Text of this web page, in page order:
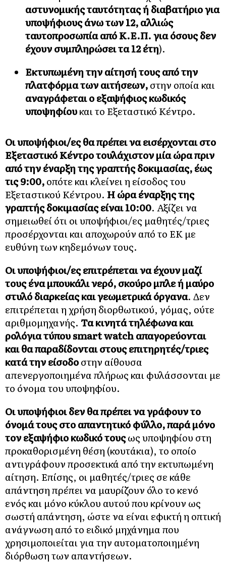
αστυνομικής ταυτότητας ή διαβατήριο για
υποψήφιους άνω των 12, αλλιώς
ταυτοπροσωπία από Κ.Ε.Π. για όσους δεν
έχουν συμπληρώσει τα 12 έτη).
Εκτυπωμένη την αίτησή τους από την
πλατφόρμα των αιτήσεων,στην οποία και
αναγράφεται ο εξαψήφιος κωδικός
υποψηφίουκαι το Εξεταστικό Κέντρο.
Οι υποψήφιοι/ες θα πρέπει να εισέρχονται στο
Εξεταστικό Κέντρο τουλάχιστον μία ώρα πριν
από την έναρξη της γραπτής δοκιμασίας, έως
τις 9:00,οπότε και κλείνει η είσοδος του
Εξεταστικού Κέντρου. Η ώρα έναρξης της
γραπτής δοκιμασίας είναι 10:00. Αξίζει να
σημειωθεί ότι οι υποψήφιοι/ες μαθητές/τριες
προσέρχονται και αποχωρούν από το ΕΚ με
ευθύνη των κηδεμόνων τους.
Οι υποψήφιοι/ες επιτρέπεται να έχουν μαζί
τους ένα μπουκάλι νερό, σκούρο μπλε ή μαύρο
στυλό διαρκείας και γεωμετρικά όργανα. Δεν
επιτρέπεται η χρήση διορθωτικού, γόμας, ούτε
αριθμομηχανής. Τα κινητά τηλέφωνα και
ρολόγια τύπου smart watch απαγορεύονται
και θα παραδίδονται στους επιτηρητές/τριες
κατά την είσοδοστην αίθουσα
απενεργοποιημένα πλήρως και φυλάσσονται με
το όνομα του υποψηφίου.
Οι υποψήφιοι δεν θα πρέπει να γράφουν το
όνομά τους στο απαντητικό φύλλο, παρά μόνο
τον εξαψήφιο κωδικό τουςως υποψηφίου στη
προκαθορισμένη θέση (κουτάκια), το οποίο
αντιγράφουν προσεκτικά από την εκτυπωμένη
αίτηση. Επίσης, οι μαθητές/τριες σε κάθε
απάντηση πρέπει να μαυρίζουν όλο το κενό
ενός και μόνο κύκλου αυτού που κρίνουν ως
σωστή απάντηση, ώστε να είναι εφικτή η οπτική
ανάγνωση από το ειδικό μηχάνημα που
χρησιμοποιείται για την αυτοματοποιημένη
διόρθωση των απαντήσεων.